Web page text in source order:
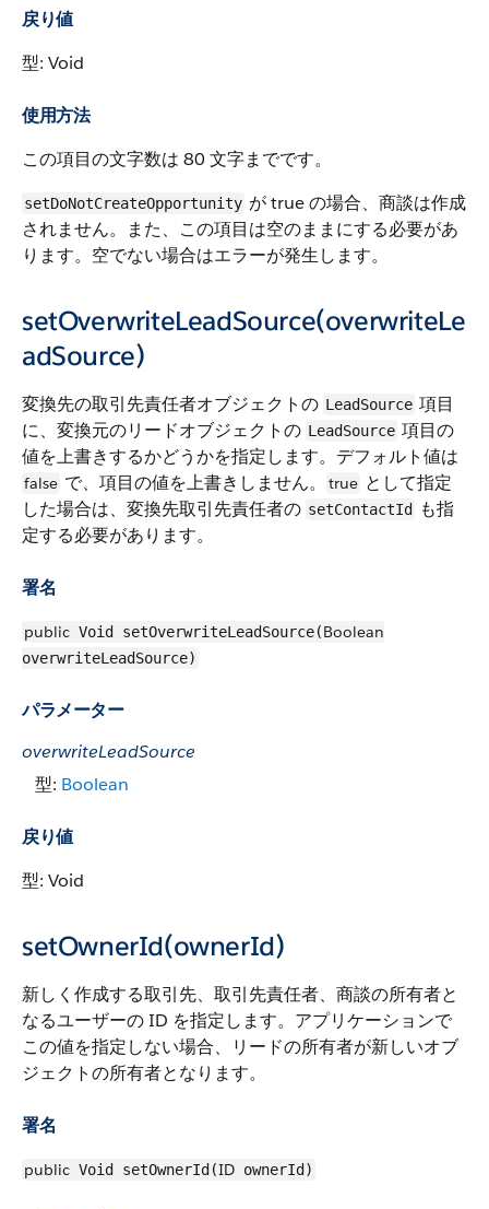
戻り値
型: Void
使用方法
この項目の文字数は 80 文字までです。
setDoNotCreateOpportunity が true の場合、商談は作成
されません。また、この項目は空のままにする必要があ
ります。空でない場合はエラーが発生します。
setOverwriteLeadSource(overwriteLe
adSource)
変換先の取引先責任者オブジェクトの LeadSource 項目
に、変換元のリードオブジェクトの LeadSource 項目の
値を上書きするかどうかを指定します。デフォルト値は
false で、項目の値を上書きしません。 true として指定
した場合は、変換先取引先責任者の setContactId
も指
定する必要があります。
署名
public Void setOverwriteLeadSource(Boolean
overwriteLeadSource)
パラメーター
overwriteLeadSource
型: Boolean
戻り値
型: Void
setOwnerId(ownerId)
新しく作成する取引先、取引先責任者、商談の所有者と
なるユーザーの ID を指定します。アプリケーションで
この値を指定しない場合、リードの所有者が新しいオブ
ジェクトの所有者となります。
署名
public Void setOwnerId(ID ownerId)